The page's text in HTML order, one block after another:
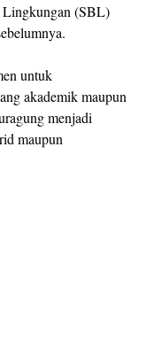
Lingkungan (SBL)
untuk
akademik maupun
menjadi
maupun